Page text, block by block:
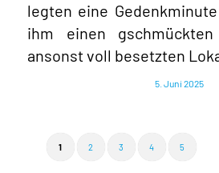
legten eine
ihm einen
ansonst voll besetzten
5. Juni 2025
1 2 3 4 5